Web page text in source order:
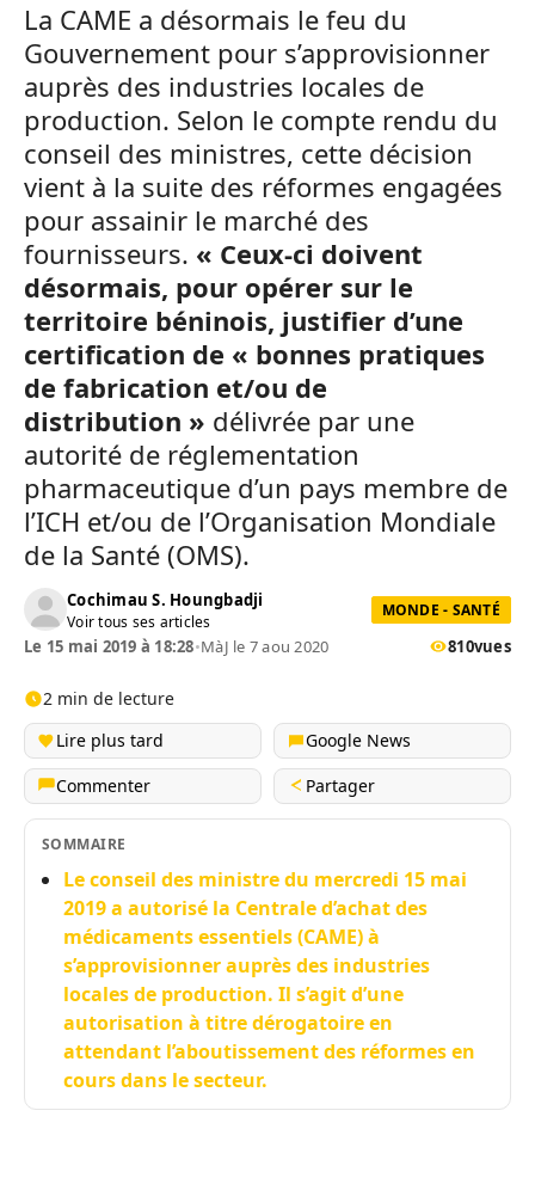
La CAME a désormais le feu du
Gouvernement pour s’approvisionner
auprès des industries locales de
production. Selon le compte rendu du
conseil des ministres, cette décision
vient à la suite des réformes engagées
pour assainir le marché des
fournisseurs. « Ceux-ci doivent
désormais, pour opérer sur le
territoire béninois, justifier d’une
certification de « bonnes pratiques
de fabrication et/ou de
distribution » délivrée par une
autorité de réglementation
pharmaceutique d’un pays membre de
l’ICH et/ou de l’Organisation Mondiale
de la Santé (OMS).
Cochimau S. Houngbadji
Voir tous ses articles
MONDE - SANTÉ
Le 15 mai 2019 à 18:28•MàJ le 7 aou 2020 810vues
2 min de lecture
Lire plus tard
Google News
Commenter
Partager
SOMMAIRE
Le conseil des ministre du mercredi 15 mai
2019 a autorisé la Centrale d’achat des
médicaments essentiels (CAME) à
s’approvisionner auprès des industries
locales de production. Il s’agit d’une
autorisation à titre dérogatoire en
attendant l’aboutissement des réformes en
cours dans le secteur.